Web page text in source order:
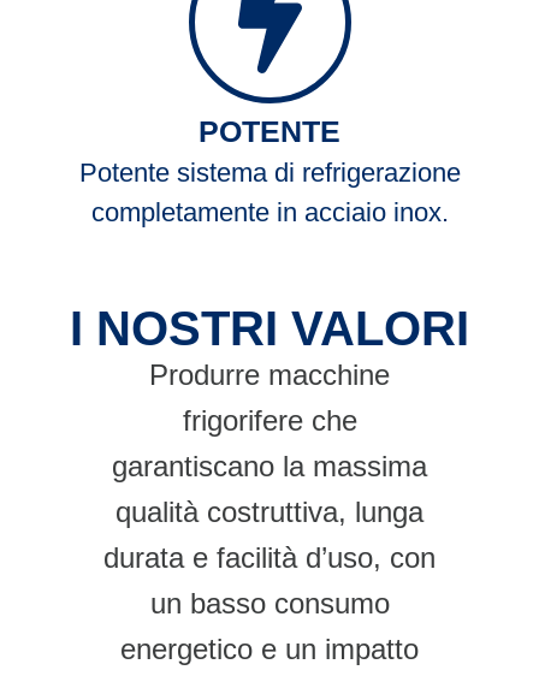
POTENTE
Potente sistema di refrigerazione
completamente in acciaio inox.
I NOSTRI VALORI
Produrre macchine
frigorifere che
garantiscano la massima
qualità costruttiva, lunga
durata e facilità d’uso, con
un basso consumo
energetico e un impatto